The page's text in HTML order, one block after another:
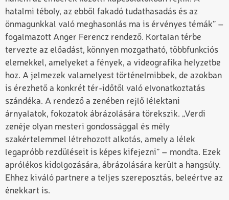
hatalmi téboly, az ebből fakadó tudathasadás és az
önmagunkkal való meghasonlás ma is érvényes témák” –
fogalmazott Anger Ferencz rendező. Kortalan térbe
tervezte az előadást, könnyen mozgatható, többfunkciós
elemekkel, amelyeket a fények, a videografika helyzetbe
hoz. A jelmezek valamelyest történelmibbek, de azokban
is érezhető a konkrét tér-időtől való elvonatkoztatás
szándéka. A rendező a zenében rejlő lélektani
árnyalatok, fokozatok ábrázolására törekszik. „Verdi
zenéje olyan mesteri gondossággal és mély
szakértelemmel létrehozott alkotás, amely a lélek
legapróbb rezdüléseit is képes kifejezni” – mondta. Ezek
aprólékos kidolgozására, ábrázolására került a hangsúly.
Ehhez kiváló partnere a teljes szereposztás, beleértve az
énekkart is.